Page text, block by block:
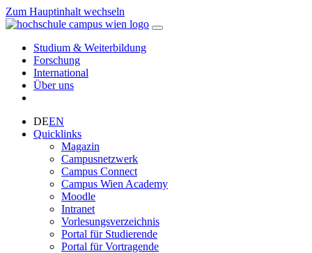
Zum Hauptinhalt wechseln
Studium & Weiterbildung
Forschung
International
Über uns
DEEN
Quicklinks
Magazin
Campusnetzwerk
Campus Connect
Campus Wien Academy
Moodle
Intranet
Vorlesungsverzeichnis
Portal für Studierende
Portal für Vortragende